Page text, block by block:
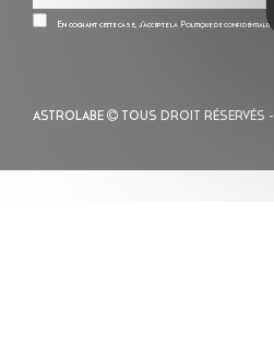
En cochant cette case, j’accepte la Politique de confidentialité
ASTROLABE TOUS DROIT RÉSERVÉS -